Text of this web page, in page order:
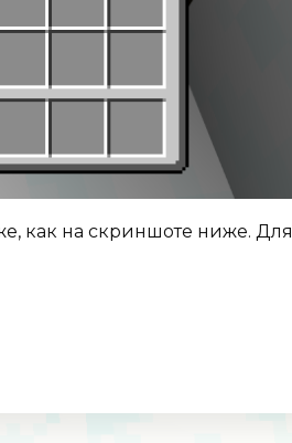
как на скриншоте ниже. Для